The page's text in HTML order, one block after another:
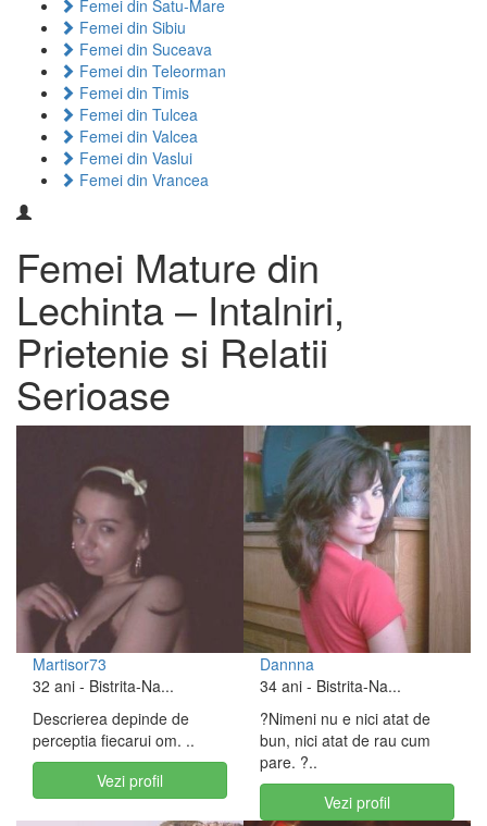
Femei din Satu-Mare
Femei din Sibiu
Femei din Suceava
Femei din Teleorman
Femei din Timis
Femei din Tulcea
Femei din Valcea
Femei din Vaslui
Femei din Vrancea
Femei Mature din
Lechinta – Intalniri,
Prietenie si Relatii
Serioase
Martisor73
32 ani - Bistrita-Na...
Descrierea depinde de
perceptia fiecarui om. ..
Vezi profil
Dannna
34 ani - Bistrita-Na...
?Nimeni nu e nici atat de
bun, nici atat de rau cum
pare. ?..
Vezi profil